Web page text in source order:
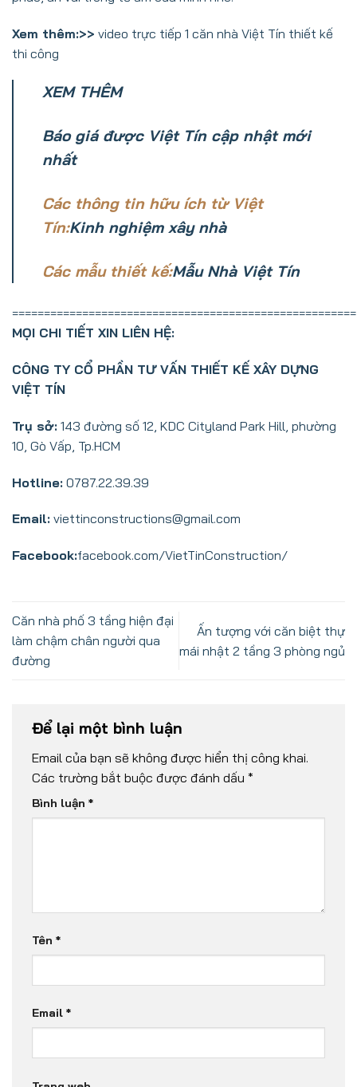
Xem thêm:>> video trực tiếp 1 căn nhà Việt Tín thiết kế
thi công
XEM THÊM
Báo giá được Việt Tín cập nhật mới
nhất
Các thông tin hữu ích từ Việt
Tín:Kinh nghiệm xây nhà
Các mẫu thiết kế:Mẫu Nhà Việt Tín
======================================================
MỌI CHI TIẾT XIN LIÊN HỆ:
CÔNG TY CỔ PHẦN TƯ VẤN THIẾT KẾ XÂY DỰNG
VIỆT TÍN
Trụ sở: 143 đường số 12, KDC Cityland Park Hill, phường
10, Gò Vấp, Tp.HCM
Hotline: 0787.22.39.39
Email: viettinconstructions@gmail.com
Facebook:facebook.com/VietTinConstruction/
Căn nhà phố 3 tầng hiện đại
làm chậm chân người qua
đường
Ấn tượng với căn biệt thự
mái nhật 2 tầng 3 phòng ngủ
Để lại một bình luận
Email của bạn sẽ không được hiển thị công khai.
Các trường bắt buộc được đánh dấu *
Bình luận *
Tên *
Email *